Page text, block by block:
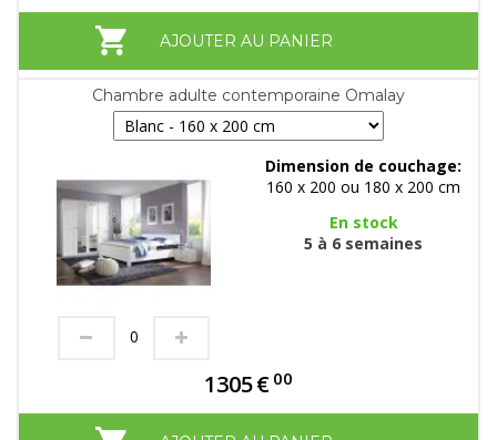
AJOUTER AU PANIER
Chambre adulte contemporaine Omalay
Dimension de couchage:
160 x 200 ou 180 x 200 cm
En stock
5 à 6 semaines
1305€ 00